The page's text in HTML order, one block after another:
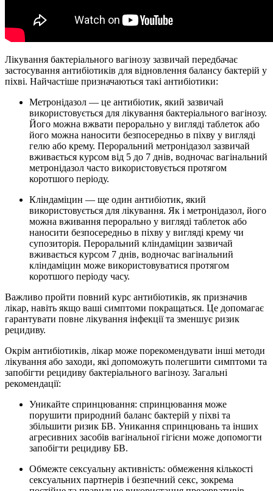
Лікування бактеріального вагінозу зазвичай передбачає
застосування антибіотиків для відновлення балансу бактерій у
піхві. Найчастіше призначаються такі антибіотики:
Метронідазол — це антибіотик, який зазвичай
використовується для лікування бактеріального вагінозу.
Його можна вжвати перорально у вигляді таблеток або
його можна наносити безпосередньо в піхву у вигляді
гелю або крему. Пероральний метронідазол зазвичай
вживається курсом від 5 до 7 днів, водночас вагінальний
метронідазол часто використовується протягом
коротшого періоду.
Кліндаміцин — ще один антибіотик, який
використовується для лікування. Як і метронідазол, його
можна вживання перорально у вигляді таблеток або
наносити безпосередньо в піхву у вигляді крему чи
супозиторія. Пероральний кліндаміцин зазвичай
вживається курсом 7 днів, водночас вагінальний
кліндаміцин може використовуватися протягом
коротшого періоду часу.
Важливо пройти повний курс антибіотиків, як призначив
лікар, навіть якщо ваші симптоми покращаться. Це допомагає
гарантувати повне лікування інфекції та зменшує ризик
рецидиву.
Окрім антибіотиків, лікар може порекомендувати інші методи
лікування або заходи, які допоможуть полегшити симптоми та
запобігти рецидиву бактеріального вагінозу. Загальні
рекомендації:
Уникайте спринцювання: спринцювання може
порушити природний баланс бактерій у піхві та
збільшити ризик БВ. Уникання спринцювань та інших
агресивних засобів вагінальної гігієни може допомогти
запобігти рецидиву БВ.
Обмежте сексуальну активність: обмеження кількості
сексуальних партнерів і безпечний секс, зокрема